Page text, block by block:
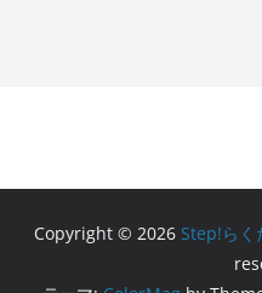
Copyright © 2026 Step!らく